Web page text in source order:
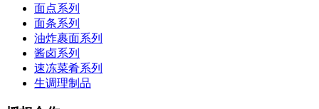
面点系列
面条系列
油炸裹面系列
酱卤系列
速冻菜肴系列
生调理制品